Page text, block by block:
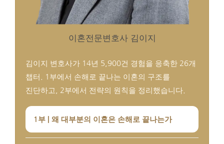
이혼전문변호사 김이지
김이지 변호사가 14년 5,900건 경험을 응축한 26개
챕터. 1부에서 손해로 끝나는 이혼의 구조를
진단하고, 2부에서 전략의 원칙을 정리했습니다.
1부 | 왜 대부분의 이혼은 손해로 끝나는가